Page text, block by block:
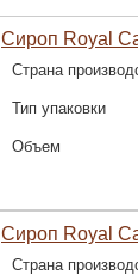
Сироп Royal
Страна
Тип упаковки
Объем
Сироп Royal
Страна